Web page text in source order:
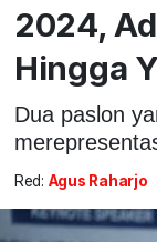
2024,
Hingga
Dua paslon
Red: Agus Raharjo